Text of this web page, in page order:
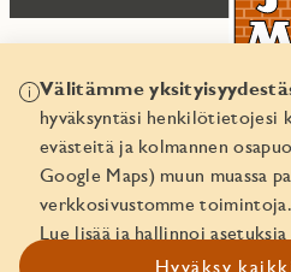
Välitämme
hyväksyntäsi henkilötietojesi
evästeitä ja kolmannen
Google Maps) muun muassa
verkkosivustomme toimintoja.
Lue lisää ja hallinnoi asetuksia
Hyväksy
© JM Suomi
Yritystunnus